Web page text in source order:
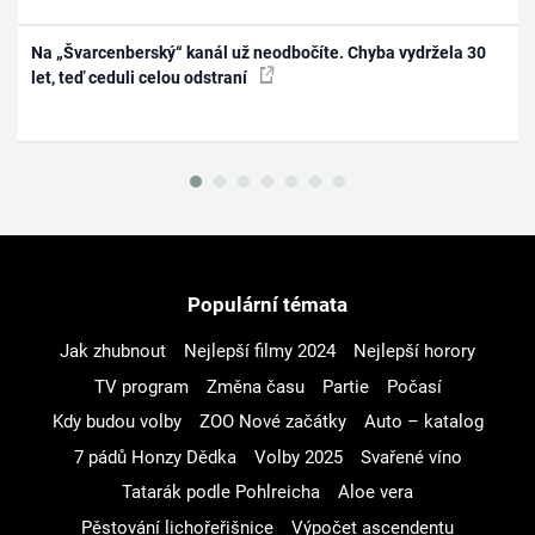
Na „Švarcenberský“ kanál už neodbočíte. Chyba vydržela 30
let, teď ceduli celou odstraní
Populární témata
Jak zhubnout Nejlepší filmy 2024
Nejlepší horory
TV program
Změna času Partie
Počasí
Kdy budou volby
ZOO Nové začátky
Auto – katalog
7 pádů Honzy Dědka
Volby 2025
Svařené víno
Tatarák podle Pohlreicha
Aloe vera
Pěstování lichořeřišnice
Výpočet ascendentu